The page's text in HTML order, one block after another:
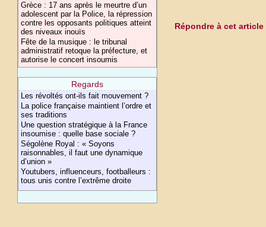
Grèce : 17 ans après le meurtre d’un
adolescent par la Police, la répression
contre les opposants politiques atteint
des niveaux inouïs
Fête de la musique : le tribunal
administratif retoque la préfecture, et
autorise le concert insoumis
Regards
Les révoltés ont-ils fait mouvement ?
La police française maintient l’ordre et
ses traditions
Une question stratégique à la France
insoumise : quelle base sociale ?
Ségolène Royal : « Soyons
raisonnables, il faut une dynamique
d’union »
Youtubers, influenceurs, footballeurs :
tous unis contre l’extrême droite
Répondre à cet article